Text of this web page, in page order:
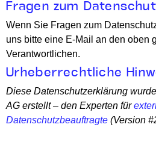
Fragen zum
Wenn Sie Fragen zum
uns bitte eine E-Mail an den oben
Verantwortlichen.
Urheberrechtliche
Diese Datenschutzerklärung
AG erstellt – den Experten für
Datenschutzbeauftragte(Version